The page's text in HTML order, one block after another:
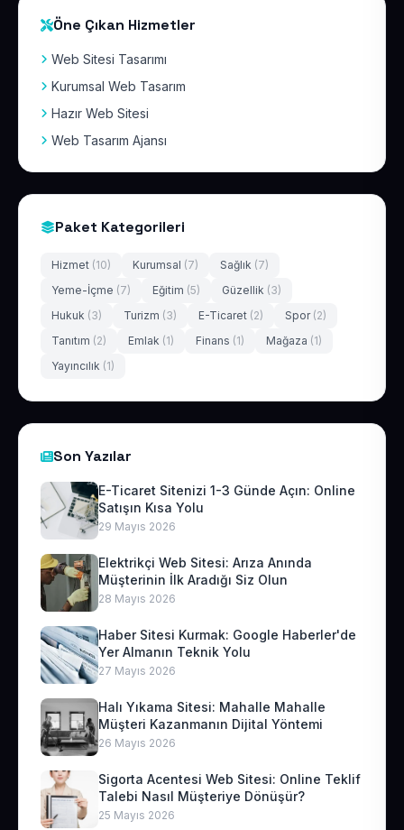
Öne Çıkan Hizmetler
Web Sitesi Tasarımı
Kurumsal Web Tasarım
Hazır Web Sitesi
Web Tasarım Ajansı
Paket Kategorileri
Hizmet (10) Kurumsal (7) Sağlık (7)
Yeme-İçme (7) Eğitim (5) Güzellik (3)
Hukuk (3) Turizm (3) E-Ticaret (2) Spor (2)
Tanıtım (2) Emlak (1) Finans (1) Mağaza (1)
Yayıncılık (1)
Son Yazılar
E-Ticaret Sitenizi 1-3 Günde Açın: Online
Satışın Kısa Yolu
29 Mayıs 2026
Elektrikçi Web Sitesi: Arıza Anında
Müşterinin İlk Aradığı Siz Olun
28 Mayıs 2026
Haber Sitesi Kurmak: Google Haberler'de
Yer Almanın Teknik Yolu
27 Mayıs 2026
Halı Yıkama Sitesi: Mahalle Mahalle
Müşteri Kazanmanın Dijital Yöntemi
26 Mayıs 2026
Sigorta Acentesi Web Sitesi: Online Teklif
Talebi Nasıl Müşteriye Dönüşür?
25 Mayıs 2026